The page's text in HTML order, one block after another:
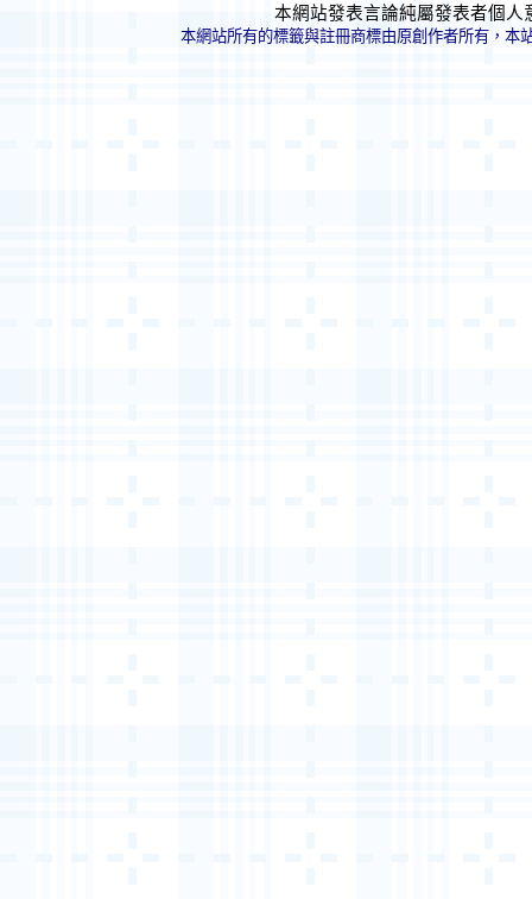
本網站發表言論純屬發表者個人
本網站所有的標籤與註冊商標由原創作者所有，本